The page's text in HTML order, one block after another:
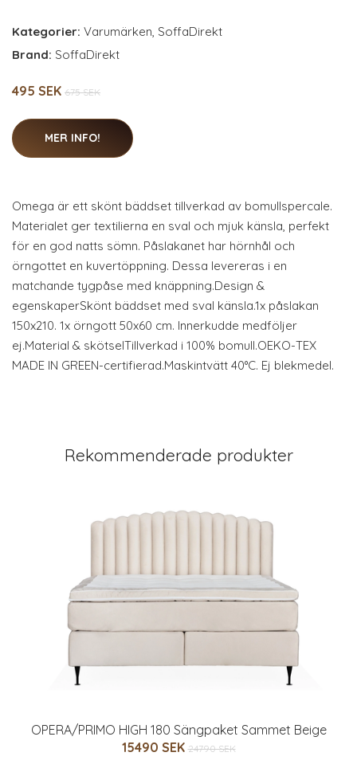
Kategorier: Varumärken, SoffaDirekt
Brand: SoffaDirekt
495 SEK 675 SEK
MER INFO!
Omega är ett skönt bäddset tillverkad av bomullspercale.
Materialet ger textilierna en sval och mjuk känsla, perfekt
för en god natts sömn. Påslakanet har hörnhål och
örngottet en kuvertöppning. Dessa levereras i en
matchande tygpåse med knäppning.Design &
egenskaperSkönt bäddset med sval känsla.1x påslakan
150x210. 1x örngott 50x60 cm. Innerkudde medföljer
ej.Material & skötselTillverkad i 100% bomull.OEKO-TEX
MADE IN GREEN-certifierad.Maskintvätt 40°C. Ej blekmedel.
Rekommenderade produkter
OPERA/PRIMO HIGH 180 Sängpaket Sammet Beige
15490 SEK 24790 SEK